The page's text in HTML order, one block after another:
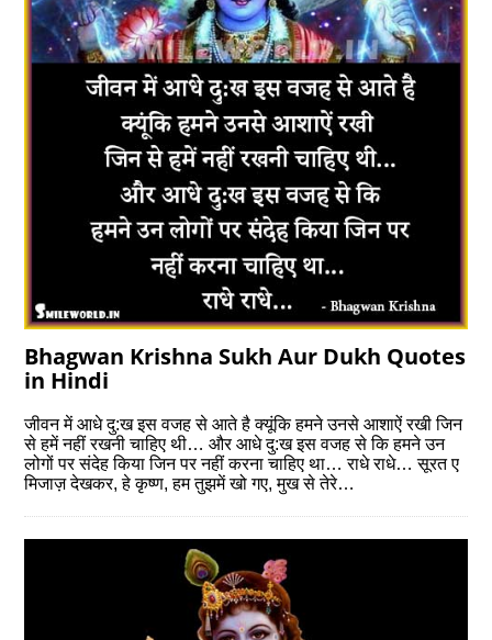
Bhagwan Krishna Sukh Aur Dukh Quotes
in Hindi
जीवन में आधे दु:ख इस वजह से आते है क्यूंकि हमने उनसे आशाऐं रखी जिन
से हमें नहीं रखनी चाहिए थी… और आधे दु:ख इस वजह से कि हमने उन
लोगों पर संदेह किया जिन पर नहीं करना चाहिए था… राधे राधे… सूरत ए
मिजाज़ देखकर, हे कृष्ण, हम तुझमें खो गए, मुख से तेरे…